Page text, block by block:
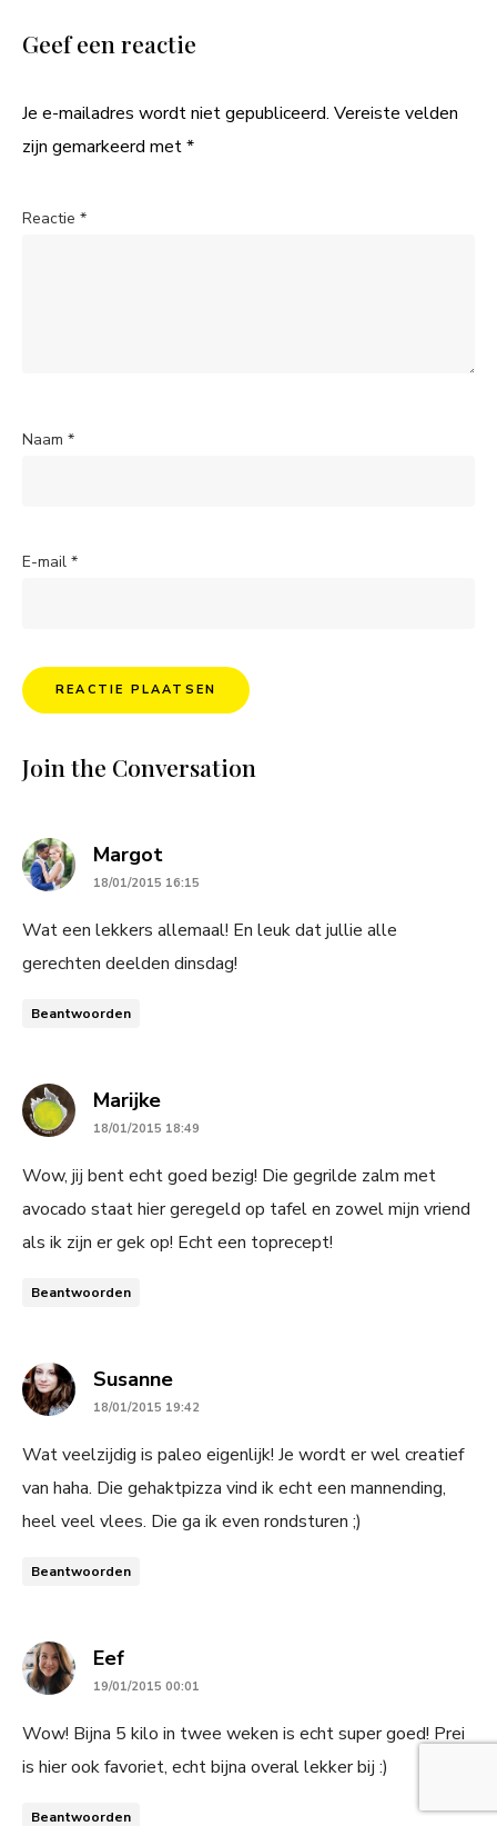
Geef een reactie
Je e-mailadres wordt niet gepubliceerd. Vereiste velden
zijn gemarkeerd met*
Reactie *
Naam *
E-mail *
Join the Conversation
Margotsays:
18/01/2015 16:15
Wat een lekkers allemaal! En leuk dat jullie alle
gerechten deelden dinsdag!
Beantwoorden
Marijkesays:
18/01/2015 18:49
Wow, jij bent echt goed bezig! Die gegrilde zalm met
avocado staat hier geregeld op tafel en zowel mijn vriend
als ik zijn er gek op! Echt een toprecept!
Beantwoorden
Susannesays:
18/01/2015 19:42
Wat veelzijdig is paleo eigenlijk! Je wordt er wel creatief
van haha. Die gehaktpizza vind ik echt een mannending,
heel veel vlees. Die ga ik even rondsturen ;)
Beantwoorden
Eefsays:
19/01/2015 00:01
Wow! Bijna 5 kilo in twee weken is echt super goed! Prei
is hier ook favoriet, echt bijna overal lekker bij :)
Beantwoorden